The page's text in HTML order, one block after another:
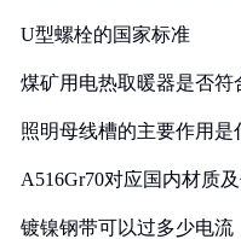
U型螺栓的国家标准
煤矿用电热取暖器是否符
照明母线槽的主要作用是
A516Gr70对应国内材质
镀镍钢带可以过多少电流